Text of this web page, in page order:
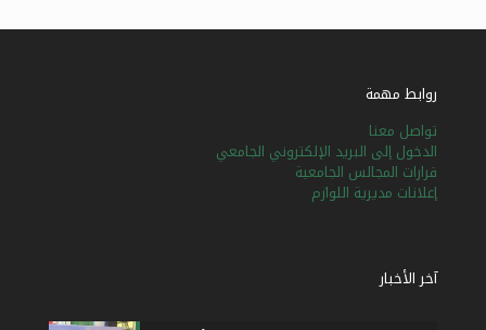
روابط مهمة
تواصل معنا
الدخول إلى البريد الإلكتروني الجامعي
قرارات المجالس الجامعية
إعلانات مديرية اللوازم
آخر الأخبار